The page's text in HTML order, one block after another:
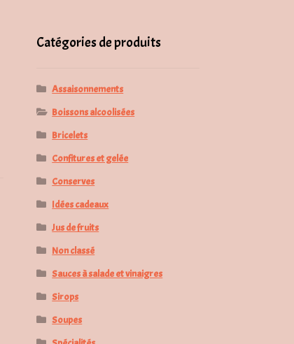
Catégories de produits
Assaisonnements
Boissons alcoolisées
Bricelets
Confitures et gelée
Conserves
Idées cadeaux
Jus de fruits
Non classé
Sauces à salade et vinaigres
Sirops
Soupes